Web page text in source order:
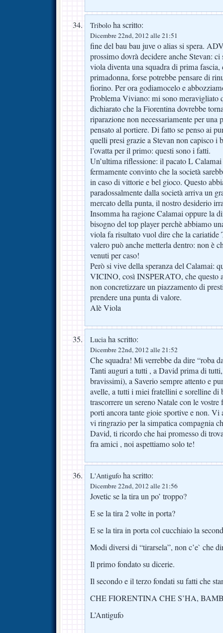
Tribolo ha scritto:
Dicembre 22nd, 2012 alle 21:51
fine del bau bau juve o alias si spera.
prossimo dovrà decidere anche Stevan:
viola diventa una squadra di prima fascia,
primadonna, forse potrebbe pensare di
fiorino. Per ora godiamocelo e
Problema Viviano: mi sono meravigliato
dichiarato che la Fiorentina dovrebbe
riparazione non necessariamente per una
pensato al portiere. Di fatto se penso ai
quelli presi grazie a Stevan non capisco i
l’ovatta per il primo: questi sono i fatti.
Un’ultima riflessione: il pacato L
fermamente convinto che la società
in caso di vittorie e bel gioco. Questo
paradossalmente dalla società arriva un
mercato della punta, il nostro desiderio
Insomma ha ragione Calamai oppure la
bisogno del top player perchè abbiamo
viola fa risultato vuol dire che la
valero può anche metterla dentro: non è
venuti per caso!
Però si vive della speranza del Calamai:
VICINO, così INSPERATO, che questo
non concretizzare un piazzamento di
prendere una punta di valore.
Alè Viola
Luciaha scritto:
Dicembre 22nd, 2012 alle 21:52
Che squadra! Mi verrebbe da dire “roba
Tanti auguri a tutti , a David prima di
bravissimi), a Saverio sempre attento e
avelle, a tutti i miei fratellini e sorelline di
trascorrere un sereno Natale con le
porti ancora tante gioie sportive e non.
vi ringrazio per la simpatica compagnia
David, ti ricordo che hai promesso di
fra amici , noi aspettiamo solo te!
L'Antigufo ha scritto:
Dicembre 22nd, 2012 alle 21:56
Jovetic se la tira un po’ troppo?
E se la tira 2 volte in porta?
E se la tira in porta col cucchiaio la
Modi diversi di “tirarsela”, non c’e` che
Il primo fondato su dicerie.
Il secondo e il terzo fondati su fatti che
CHE FIORENTINA CHE S’HA,
L’Antigufo